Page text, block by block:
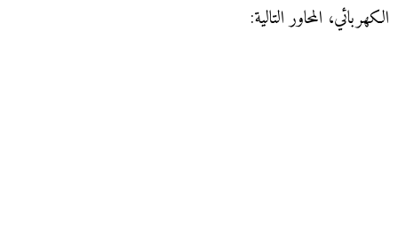
الكهربائي، المحاور التالية: